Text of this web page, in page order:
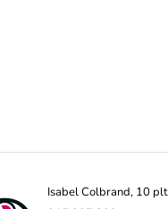
Isabel Colbrand, 10